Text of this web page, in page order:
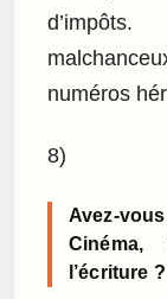
numéros
8)
Avez-
l’écriture ?